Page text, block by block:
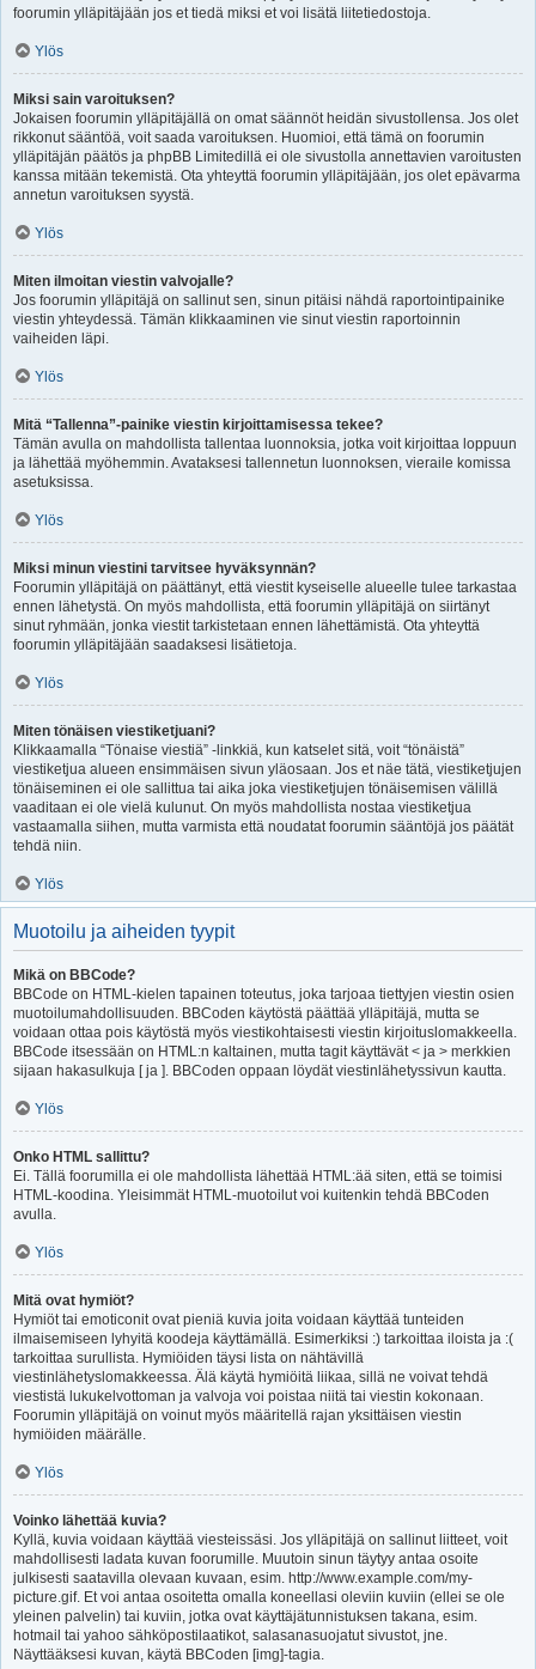
foorumin ylläpitäjään jos et tiedä miksi et voi lisätä liitetiedostoja.
Ylös
Miksi sain varoituksen?
Jokaisen foorumin ylläpitäjällä on omat säännöt heidän sivustollensa. Jos olet
rikkonut sääntöä, voit saada varoituksen. Huomioi, että tämä on foorumin
ylläpitäjän päätös ja phpBB Limitedillä ei ole sivustolla annettavien varoitusten
kanssa mitään tekemistä. Ota yhteyttä foorumin ylläpitäjään, jos olet epävarma
annetun varoituksen syystä.
Ylös
Miten ilmoitan viestin valvojalle?
Jos foorumin ylläpitäjä on sallinut sen, sinun pitäisi nähdä raportointipainike
viestin yhteydessä. Tämän klikkaaminen vie sinut viestin raportoinnin
vaiheiden läpi.
Ylös
Mitä “Tallenna”-painike viestin kirjoittamisessa tekee?
Tämän avulla on mahdollista tallentaa luonnoksia, jotka voit kirjoittaa loppuun
ja lähettää myöhemmin. Avataksesi tallennetun luonnoksen, vieraile komissa
asetuksissa.
Ylös
Miksi minun viestini tarvitsee hyväksynnän?
Foorumin ylläpitäjä on päättänyt, että viestit kyseiselle alueelle tulee tarkastaa
ennen lähetystä. On myös mahdollista, että foorumin ylläpitäjä on siirtänyt
sinut ryhmään, jonka viestit tarkistetaan ennen lähettämistä. Ota yhteyttä
foorumin ylläpitäjään saadaksesi lisätietoja.
Ylös
Miten tönäisen viestiketjuani?
Klikkaamalla “Tönaise viestiä” -linkkiä, kun katselet sitä, voit “tönäistä”
viestiketjua alueen ensimmäisen sivun yläosaan. Jos et näe tätä, viestiketjujen
tönäiseminen ei ole sallittua tai aika joka viestiketjujen tönäisemisen välillä
vaaditaan ei ole vielä kulunut. On myös mahdollista nostaa viestiketjua
vastaamalla siihen, mutta varmista että noudatat foorumin sääntöjä jos päätät
tehdä niin.
Ylös
Muotoilu ja aiheiden tyypit
Mikä on BBCode?
BBCode on HTML-kielen tapainen toteutus, joka tarjoaa tiettyjen viestin osien
muotoilumahdollisuuden. BBCoden käytöstä päättää ylläpitäjä, mutta se
voidaan ottaa pois käytöstä myös viestikohtaisesti viestin kirjoituslomakkeella.
BBCode itsessään on HTML:n kaltainen, mutta tagit käyttävät < ja > merkkien
sijaan hakasulkuja [ ja ]. BBCoden oppaan löydät viestinlähetyssivun kautta.
Ylös
Onko HTML sallittu?
Ei. Tällä foorumilla ei ole mahdollista lähettää HTML:ää siten, että se toimisi
HTML-koodina. Yleisimmät HTML-muotoilut voi kuitenkin tehdä BBCoden
avulla.
Ylös
Mitä ovat hymiöt?
Hymiöt tai emoticonit ovat pieniä kuvia joita voidaan käyttää tunteiden
ilmaisemiseen lyhyitä koodeja käyttämällä. Esimerkiksi :) tarkoittaa iloista ja :(
tarkoittaa surullista. Hymiöiden täysi lista on nähtävillä
viestinlähetyslomakkeessa. Älä käytä hymiöitä liikaa, sillä ne voivat tehdä
viestistä lukukelvottoman ja valvoja voi poistaa niitä tai viestin kokonaan.
Foorumin ylläpitäjä on voinut myös määritellä rajan yksittäisen viestin
hymiöiden määrälle.
Ylös
Voinko lähettää kuvia?
Kyllä, kuvia voidaan käyttää viesteissäsi. Jos ylläpitäjä on sallinut liitteet, voit
mahdollisesti ladata kuvan foorumille. Muutoin sinun täytyy antaa osoite
julkisesti saatavilla olevaan kuvaan, esim. http://www.example.com/my-
picture.gif. Et voi antaa osoitetta omalla koneellasi oleviin kuviin (ellei se ole
yleinen palvelin) tai kuviin, jotka ovat käyttäjätunnistuksen takana, esim.
hotmail tai yahoo sähköpostilaatikot, salasanasuojatut sivustot, jne.
Näyttääksesi kuvan, käytä BBCoden [img]-tagia.